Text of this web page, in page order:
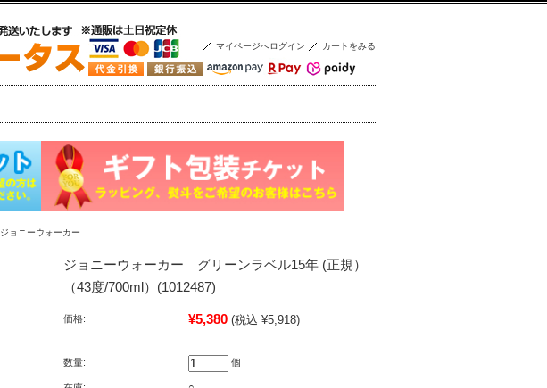
マイページへログイン カートをみる
ジョニーウォーカー
ジョニーウォーカー グリーンラベル15年 (正規）
（43度/700ml）(1012487)
価格: ¥5,380 (税込 ¥5,918)
数量: 個